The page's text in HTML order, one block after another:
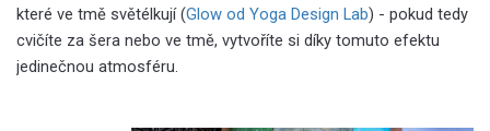
které ve tmě světélkují (Glow od Yoga Design Lab) - pokud tedy
cvičíte za šera nebo ve tmě, vytvoříte si díky tomuto efektu
jedinečnou atmosféru.